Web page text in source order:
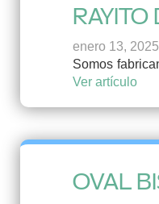
RAYITO
enero 13,
Somos
Ver artículo
OVAL